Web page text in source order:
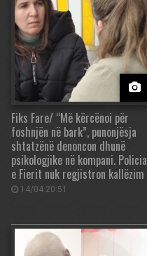
Fiks Fare/ “Më kërcënoi për
foshnjën në bark”, punonjësja
shtatzënë denoncon dhunë
psikologjike në kompani. Policia
e Fierit nuk regjistron kallëzim
14/04 20:51